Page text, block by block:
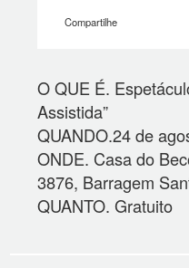
Compartilhe
O QUE É.
Assistida”
QUANDO.24 de
ONDE. Casa do
3876, Barragem
QUANTO. Gratuito